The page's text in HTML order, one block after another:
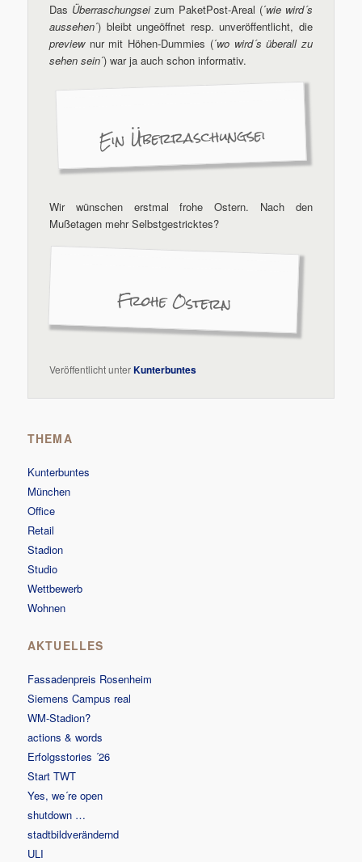
Das Überraschungseizum PaketPost-Areal (´wie wird´s
aussehen´) bleibt ungeöffnet resp. unveröffentlicht, die
previewnur mit Höhen-Dummies (´wo wird´s überall zu
sehen sein´) war ja auch schon informativ.
Ein Überraschungsei
Wir wünschen erstmal frohe Ostern. Nach den
Mußetagen mehr Selbstgestricktes?
Frohe Ostern
Veröffentlicht unterKunterbuntes
THEMA
Kunterbuntes
München
Office
Retail
Stadion
Studio
Wettbewerb
Wohnen
AKTUELLES
Fassadenpreis Rosenheim
Siemens Campus real
WM-Stadion?
actions & words
Erfolgsstories ´26
Start TWT
Yes, we´re open
shutdown …
stadtbildverändernd
ULI